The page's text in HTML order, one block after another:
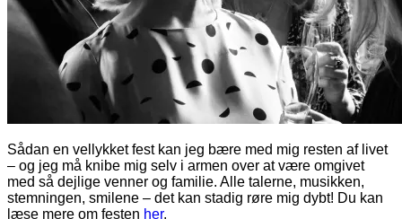
Sådan en vellykket fest kan jeg bære med mig resten af livet
– og jeg må knibe mig selv i armen over at være omgivet
med så dejlige venner og familie. Alle talerne, musikken,
stemningen, smilene – det kan stadig røre mig dybt! Du kan
læse mere om festen her.